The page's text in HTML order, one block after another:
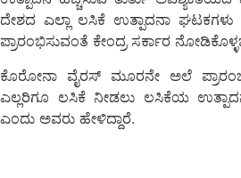
ದೇಶದ ಎಲ್ಲಾ ಲಸಿಕೆ ಉತ್ಪಾದನಾ
ಪ್ರಾರಂಭಿಸುವಂತೆ ಕೇಂದ್ರ ಸರ್ಕಾರ
ಕೊರೋನಾ ವೈರಸ್ ಮೂರನೇ ಅಲೆ
ಎಲ್ಲರಿಗೂ ಲಸಿಕೆ ನೀಡಲು ಲಸಿಕೆಯ
ಎಂದು ಅವರು ಹೇಳಿದ್ದಾರೆ.